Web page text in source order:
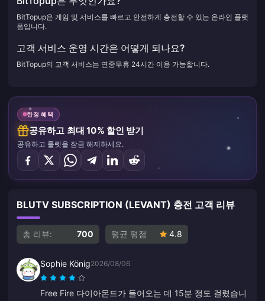
BitTopup은 게임 및 서비스를 빠르고 안전하게 충전할 수 있는 온라인 플랫
폼입니다.
고객 서비스 운영 시간은 어떻게 되나요?
BitTopup의 고객 서비스는 연중무휴 24시간 이용 가능합니다.
한정 혜택
공유하고 최대 10% 할인 받기
공유하고 룰렛을 잠금 해제하세요.
BLUTV SUBSCRIPTION (LEVANT) 충전 고객 리뷰
총 리뷰: 700 평균 평점 4.8
Sophie König2026/08/06
Free Fire 다이아몬드가 들어오는 데 15분 정도 걸렸습니